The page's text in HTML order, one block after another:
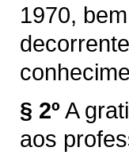
1970,
§ 2º A
aos